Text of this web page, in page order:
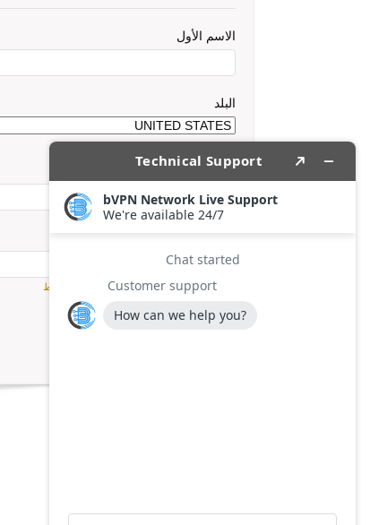
الاسم الأول
البلد
الهاتف
هذا المدخل يمكن أن يحتوي أرقام وعلامة + فقط